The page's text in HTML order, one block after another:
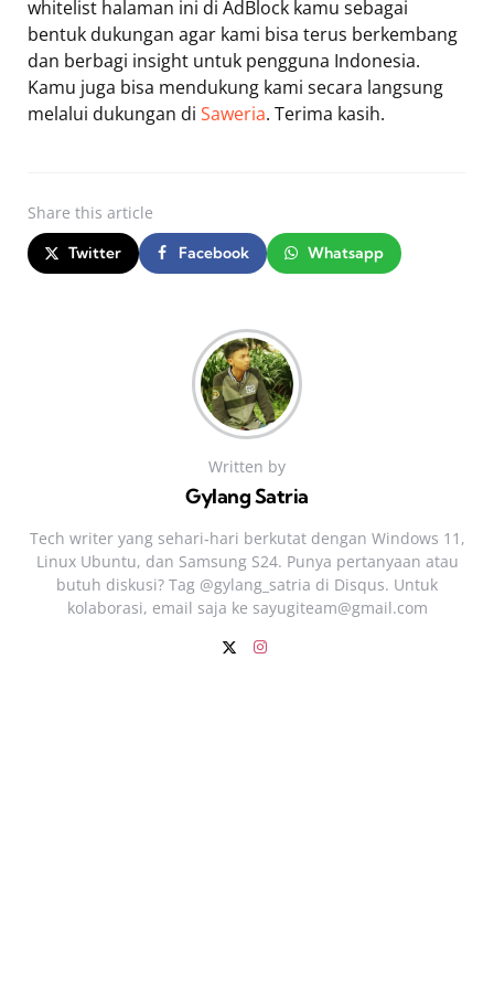
whitelist halaman ini di AdBlock kamu sebagai
bentuk dukungan agar kami bisa terus berkembang
dan berbagi insight untuk pengguna Indonesia.
Kamu juga bisa mendukung kami secara langsung
melalui dukungan di Saweria. Terima kasih.
Share this article
Twitter Facebook Whatsapp
Written by
Gylang Satria
Tech writer yang sehari‑hari berkutat dengan Windows 11,
Linux Ubuntu, dan Samsung S24. Punya pertanyaan atau
butuh diskusi? Tag @gylang_satria di Disqus. Untuk
kolaborasi, email saja ke sayugiteam@gmail.com